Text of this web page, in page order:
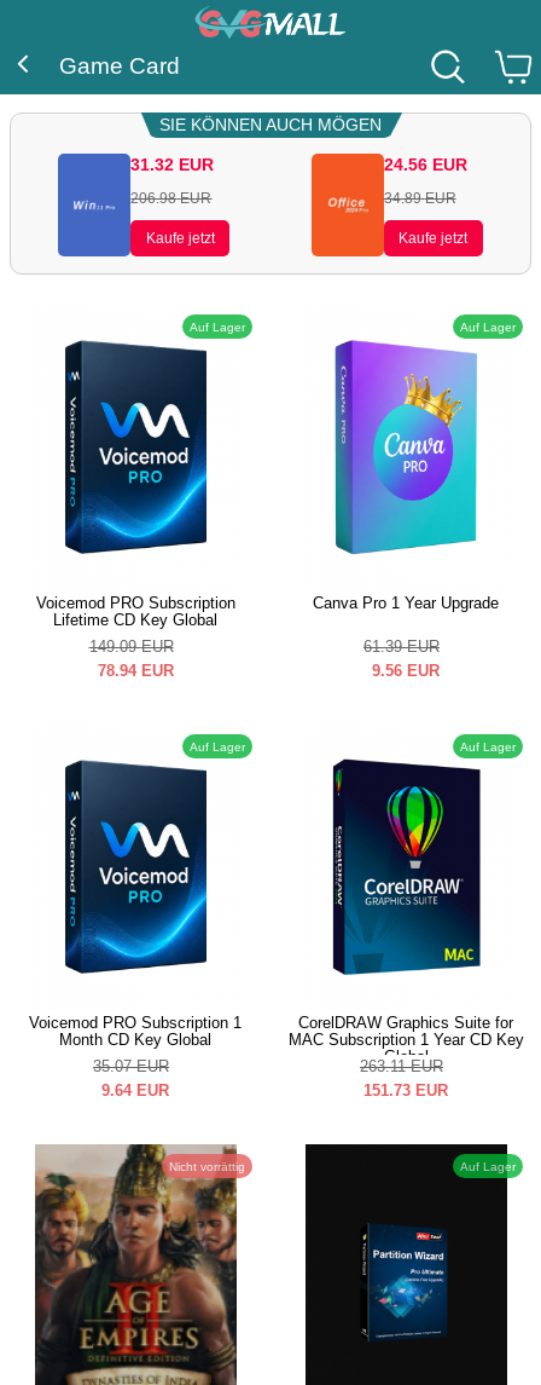
Game Card
SIE KÖNNEN AUCH MÖGEN
31.32 EUR
206.98 EUR
Kaufe jetzt
24.56 EUR
34.89 EUR
Kaufe jetzt
Auf Lager
Voicemod PRO Subscription
Lifetime CD Key Global
149.09 EUR
78.94 EUR
Auf Lager
Canva Pro 1 Year Upgrade
61.39 EUR
9.56 EUR
Auf Lager
Voicemod PRO Subscription 1
Month CD Key Global
35.07 EUR
9.64 EUR
Auf Lager
CorelDRAW Graphics Suite for
MAC Subscription 1 Year CD Key
Global
263.11 EUR
151.73 EUR
Nicht vorrättig Auf Lager